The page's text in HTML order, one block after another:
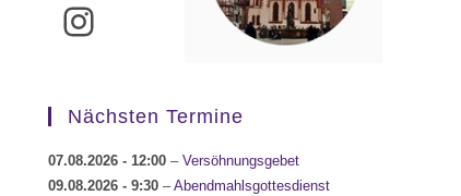
Instagram
Nächsten Termine
07.08.2026 - 12:00 – Versöhnungsgebet
09.08.2026 - 9:30 –Abendmahlsgottesdienst